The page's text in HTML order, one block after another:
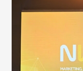
população suspeita
públicos e
epidemia comum,
aumento de casos
de uma epidemia